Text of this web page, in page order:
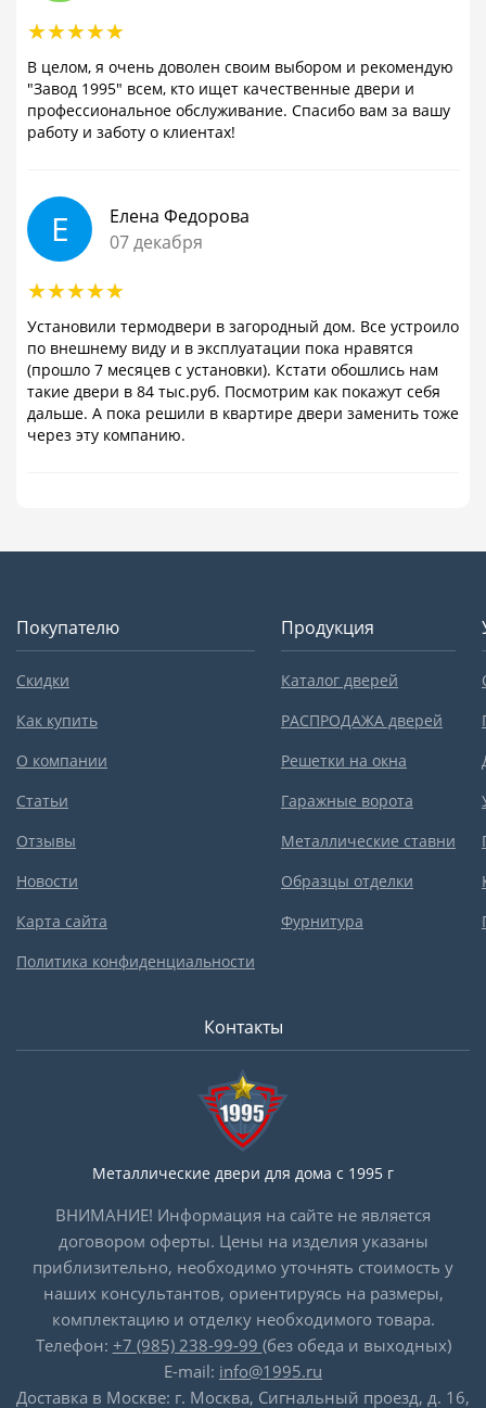
В целом, я очень доволен своим выбором и рекомендую
"Завод 1995" всем, кто ищет качественные двери и
профессиональное обслуживание. Спасибо вам за вашу
работу и заботу о клиентах!
Е
Елена Федорова
07 декабря
Установили термодвери в загородный дом. Все устроило
по внешнему виду и в эксплуатации пока нравятся
(прошло 7 месяцев с установки). Кстати обошлись нам
такие двери в 84 тыс.руб. Посмотрим как покажут себя
дальше. А пока решили в квартире двери заменить тоже
через эту компанию.
Покупателю
Скидки
Как купить
О компании
Статьи
Отзывы
Новости
Карта сайта
Политика конфиденциальности
Продукция
Каталог дверей
РАСПРОДАЖА дверей
Решетки на окна
Гаражные ворота
Металлические ставни
Образцы отделки
Фурнитура
Контакты
Металлические двери для дома с 1995 г
ВНИМАНИЕ! Информация на сайте не является
договором оферты. Цены на изделия указаны
приблизительно, необходимо уточнять стоимость у
наших консультантов, ориентируясь на размеры,
комплектацию и отделку необходимого товара.
Телефон: +7 (985) 238-99-99 (без обеда и выходных)
E-mail: info@1995.ru
Доставка в Москве: г. Москва, Сигнальный проезд, д. 16,